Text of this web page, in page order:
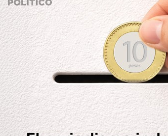
que México trabaje con empresas de
por sobornos la vida pública de México”,